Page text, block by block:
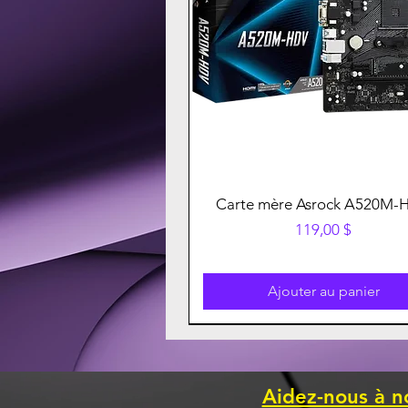
Carte mère Asrock A520M-
Prix
119,00 $
Ajouter au panier
Aidez-nous à